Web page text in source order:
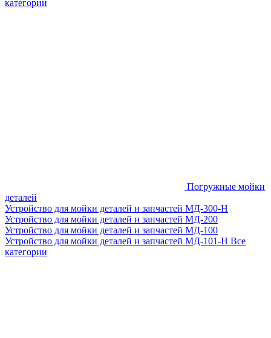
категории
Погружные мойки
деталей
Устройство для мойки деталей и запчастей МД-300-H
Устройство для мойки деталей и запчастей МД-200
Устройство для мойки деталей и запчастей МД-100
Устройство для мойки деталей и запчастей МД-101-Н Все
категории